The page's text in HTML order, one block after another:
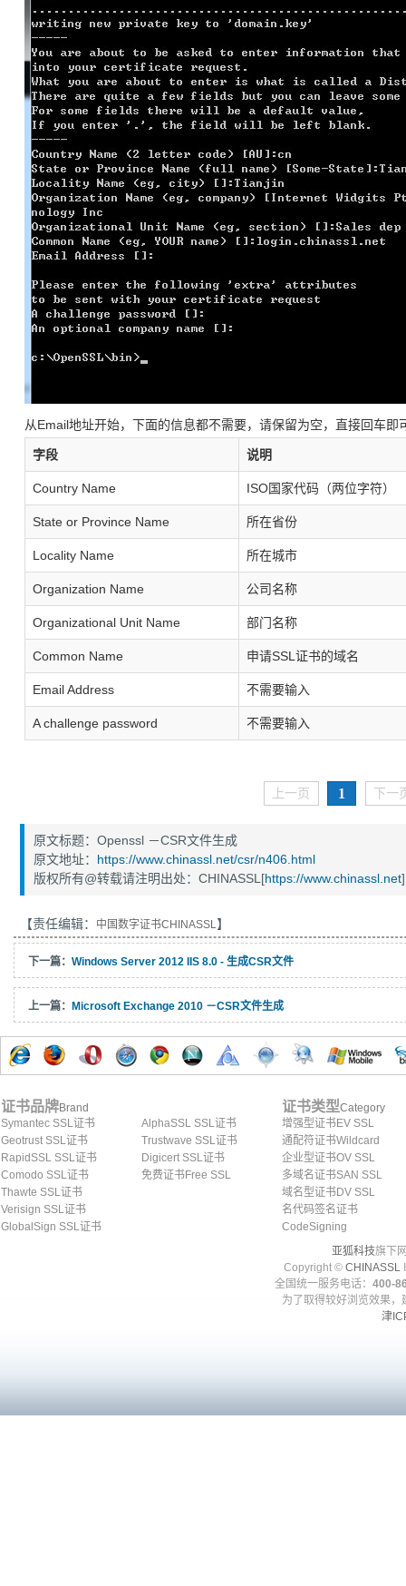
从Email地址开始，下面的信息都不需要，请保留为空，直接回车
字段 说明
Country Name ISO国家代码（两位字符）
State or Province Name 所在省份
Locality Name 所在城市
Organization Name 公司名称
Organizational Unit Name 部门名称
Common Name 申请SSL证书的域名
Email Address 不需要输入
A challenge password 不需要输入
上一页 1 下一
原文标题：Openssl －CSR文件生成
原文地址： https://www.chinassl.net/csr/n406.html
版权所有@转载请注明出处：CHINASSL[https://www.chinassl.net]
【责任编辑： 中国数字证书CHINASSL】
下一篇： Windows Server 2012 IIS 8.0 - 生成CSR文件
上一篇： Microsoft Exchange 2010 －CSR文件生成
证书品牌Brand
Symantec SSL证书
Geotrust SSL证书
RapidSSL SSL证书
Comodo SSL证书
Thawte SSL证书
Verisign SSL证书
GlobalSign SSL证书
AlphaSSL SSL证书
Trustwave SSL证书
Digicert SSL证书
免费证书Free SSL
证书类型Category
增强型证书EV SSL
通配符证书Wildcard
企业型证书OV SSL
多域名证书SAN SSL
域名型证书DV SSL
名代码签名证书
CodeSigning
亚狐科技旗下
Copyright © CHINASSL
全国统一服务电话： 400-
为了取得较好浏览效果
津